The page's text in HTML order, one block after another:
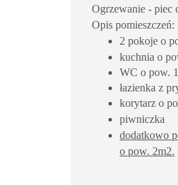
Ogrzewanie - piec
Opis pomieszczeń:
2 pokoje o
kuchnia o
WC o pow.
łazienka z
korytarz o
piwniczka
dodatkowo
o pow. 2m2.